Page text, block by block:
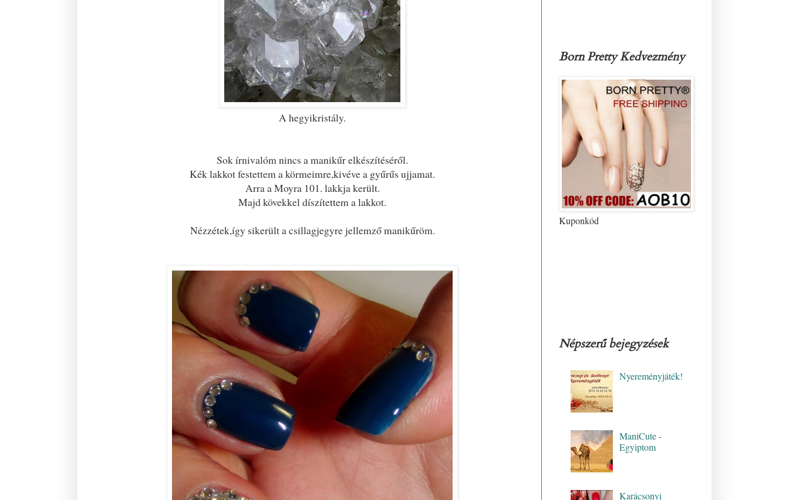
A hegyikristály.
Sok írnivalóm nincs a manikűr elkészítéséről.
Kék lakkot festettem a körmeimre,kivéve a gyűrűs ujjamat.
Arra a Moyra 101. lakkja került.
Majd kövekkel díszítettem a lakkot.
Nézzétek,így sikerült a csillagjegyre jellemző manikűröm.
Born Pretty Kedvezmény
Kuponkód
Népszerű bejegyzések
Nyereményjáték!
ManiCute -
Egyiptom
Karácsonyi